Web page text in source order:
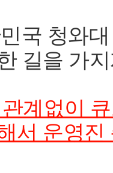
국 청와
길을 가
계없이
서 운영